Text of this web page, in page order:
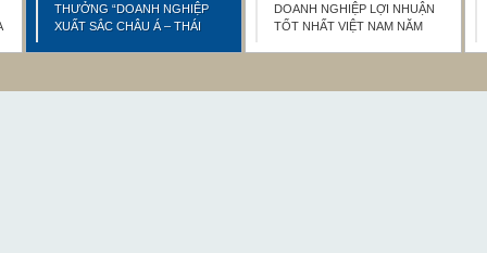
THƯỞNG “DOANH NGHIỆP
XUẤT SẮC CHÂU Á – THÁI
DOANH NGHIỆP LỢI NHUẬN
TỐT NHẤT VIỆT NAM NĂM